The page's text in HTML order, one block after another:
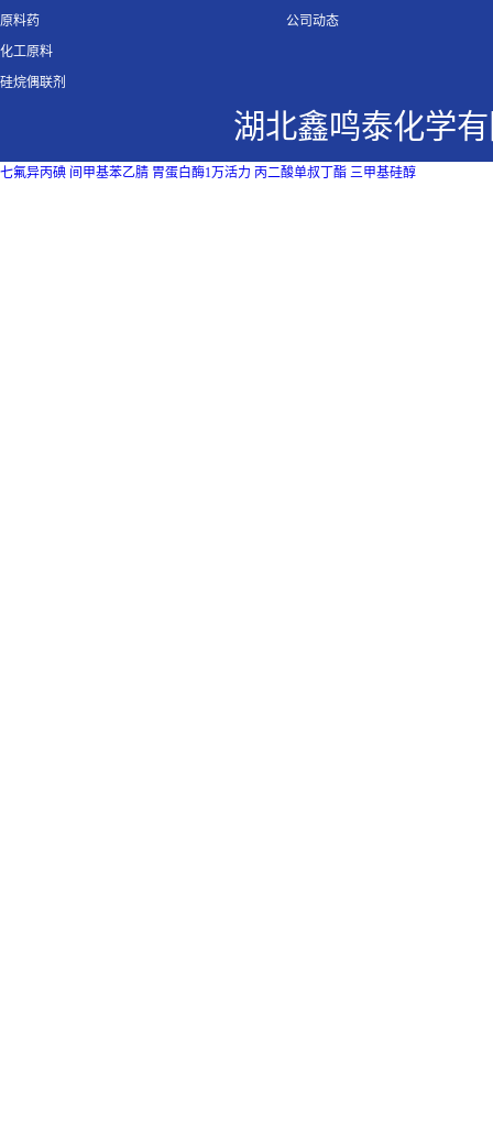
原料药
化工原料
硅烷偶联剂
公司动态
湖北鑫鸣泰化学
七氟异丙碘 间甲基苯乙腈 胃蛋白酶1万活力 丙二酸单叔丁酯 三甲基硅醇